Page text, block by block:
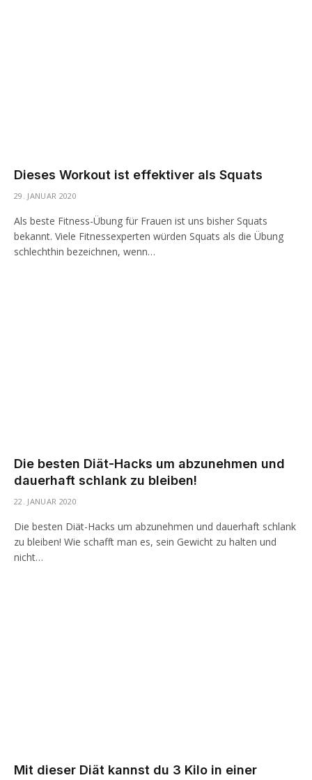
Dieses Workout ist effektiver als Squats
29. JANUAR 2020
Als beste Fitness-Übung für Frauen ist uns bisher Squats
bekannt. Viele Fitnessexperten würden Squats als die Übung
schlechthin bezeichnen, wenn…
Die besten Diät-Hacks um abzunehmen und
dauerhaft schlank zu bleiben!
22. JANUAR 2020
Die besten Diät-Hacks um abzunehmen und dauerhaft schlank
zu bleiben! Wie schafft man es, sein Gewicht zu halten und
nicht…
Mit dieser Diät kannst du 3 Kilo in einer